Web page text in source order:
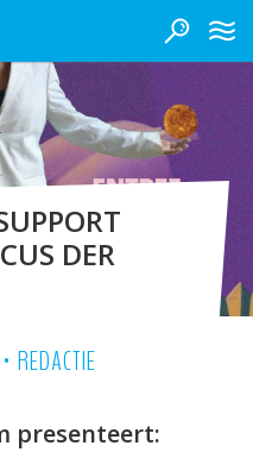
DER
• REDACTIE
presenteert: